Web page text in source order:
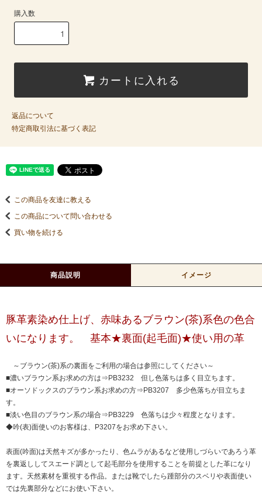
購入数
カートに入れる
返品について
特定商取引法に基づく表記
この商品を友達に教える
この商品について問い合わせる
買い物を続ける
商品説明 イメージ
豚革素染め仕上げ、赤味あるブラウン(茶)系色の色合
いになります。 基本★裏面(起毛面)★使い用の革
～ブラウン(茶)系の裏面をご利用の場合は参照にしてください～
■濃いブラウン系お求めの方は⇒PB3232 但し色落ちは多く目立ちます。
■オーソドックスのブラウン系お求めの方⇒PB3207 多少色落ちが目立ちま
す。
■淡い色目のブラウン系の場合⇒PB3229 色落ちは少々程度となります。
◆吟(表)面使いのお客様は、P3207をお求め下さい。
表面(吟面)は天然キズが多かったり、色ムラがあるなど使用しづらいであろう革
を裏返ししてスエード調として起毛部分を使用することを前提とした革になり
ます。天然素材を重視する作品。または靴でしたら踵部分のスベリや表面使い
では先裏部分などにお使い下さい。